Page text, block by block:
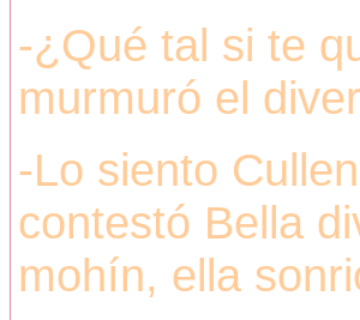
-¿Qué tal si te
murmuró el
-Lo siento
contestó Bella
mohín, ella